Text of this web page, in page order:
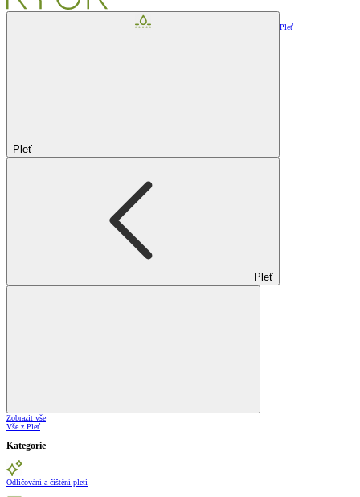
Pleť
Pleť
Pleť
Zobrazit vše
Vše z Pleť
Kategorie
Odličování a čištění pleti